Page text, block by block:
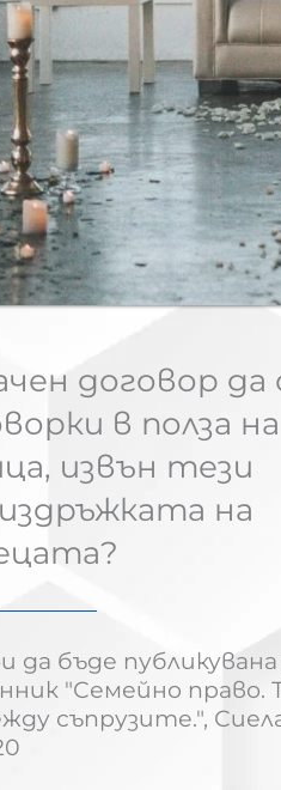
договор да
в полза на
извън тези
на
бъде публикувана
"Семейно право.
съпрузите.",